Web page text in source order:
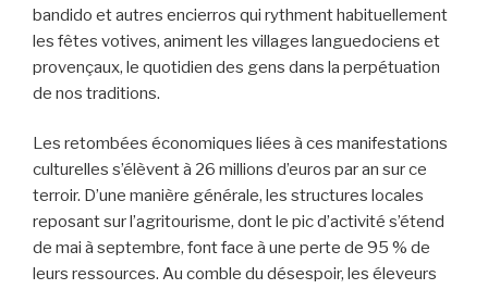
bandido et autres encierros qui rythment habituellement
les fêtes votives, animent les villages languedociens et
provençaux, le quotidien des gens dans la perpétuation
de nos traditions.
Les retombées économiques liées à ces manifestations
culturelles s’élèvent à 26 millions d’euros par an sur ce
terroir. D’une manière générale, les structures locales
reposant sur l’agritourisme, dont le pic d’activité s’étend
de mai à septembre, font face à une perte de 95 % de
leurs ressources. Au comble du désespoir, les éleveurs